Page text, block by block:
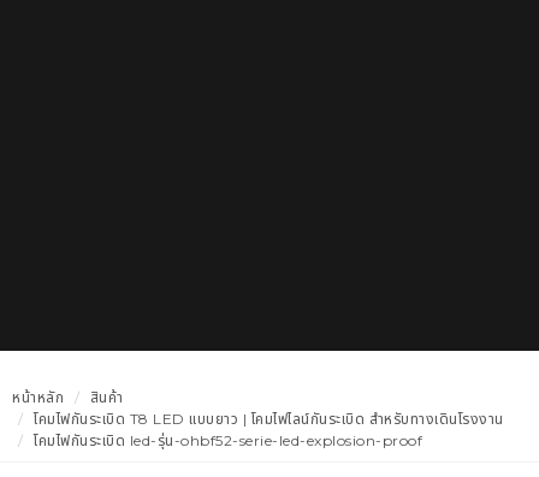
หน้าหลัก
สินค้า
โคมไฟกันระเบิด T8 LED แบบยาว | โคมไฟไลน์กันระเบิด สำหรับทางเดินโรงงาน
โคมไฟกันระเบิด led-รุ่น-ohbf52-serie-led-explosion-proof